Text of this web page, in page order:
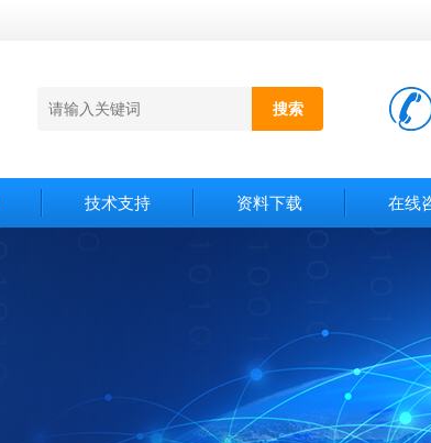
技术支持 资料下载 在线